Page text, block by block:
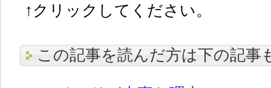
↑クリックしてください。
この記事を読んだ方は下の記事